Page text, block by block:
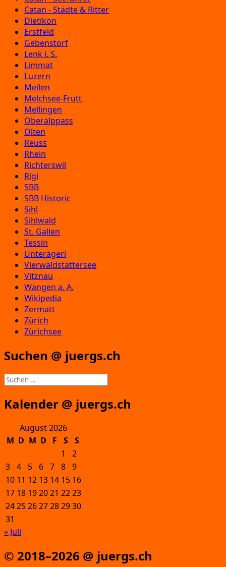
Catan - Städte & Ritter
Dietikon
Erstfeld
Gebenstorf
Lenk i. S.
Limmat
Luzern
Meilen
Melchsee-Frutt
Mellingen
Oberalppass
Olten
Reuss
Rhein
Richterswil
Rigi
SBB
SBB Historic
Sihl
Sihlwald
St. Gallen
Tessin
Unterägeri
Vierwaldstättersee
Vitznau
Wangen a. A.
Wikipedia
Zermatt
Zürich
Zürichsee
Suchen @ juergs.ch
Suchen
nach:
Kalender @ juergs.ch
August 2026
M D M D F S
S
1
2
3 4 5 6 7 8 9
10 11 12 13 14 15 16
17 18 192021 2223
24252627282930
31
« Juli
© 2018–2026 @ juergs.ch